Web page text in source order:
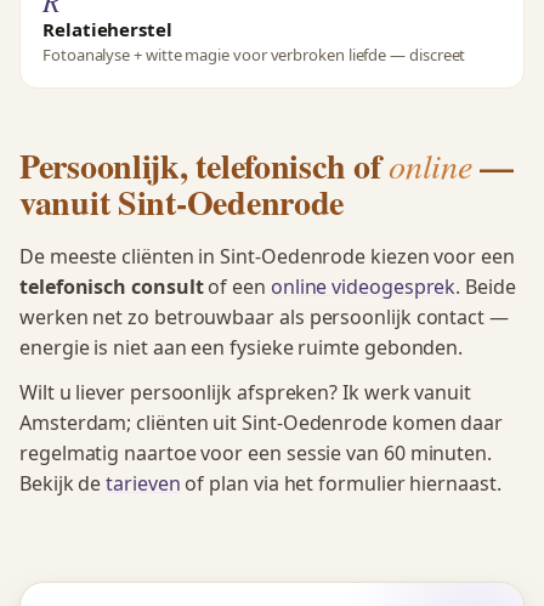
Relatieherstel
Fotoanalyse + witte magie voor verbroken liefde — discreet
Persoonlijk, telefonisch ofonline—
vanuit Sint-Oedenrode
De meeste cliënten in Sint-Oedenrode kiezen voor een
telefonisch consultof een online videogesprek. Beide
werken net zo betrouwbaar als persoonlijk contact —
energie is niet aan een fysieke ruimte gebonden.
Wilt u liever persoonlijk afspreken? Ik werk vanuit
Amsterdam; cliënten uit Sint-Oedenrode komen daar
regelmatig naartoe voor een sessie van 60 minuten.
Bekijk detarieven of plan via het formulier hiernaast.